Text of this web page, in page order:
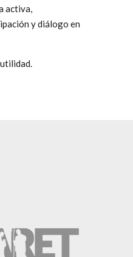
activa,
y diálogo en